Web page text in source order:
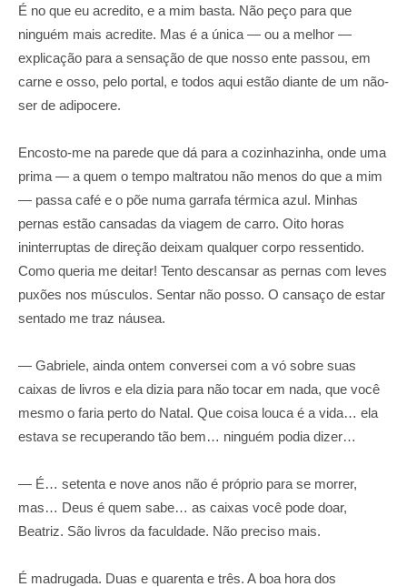
É no que eu acredito, e a mim basta. Não peço para que
ninguém mais acredite. Mas é a única — ou a melhor —
explicação para a sensação de que nosso ente passou, em
carne e osso, pelo portal, e todos aqui estão diante de um não-
ser de adipocere.
Encosto-me na parede que dá para a cozinhazinha, onde uma
prima — a quem o tempo maltratou não menos do que a mim
— passa café e o põe numa garrafa térmica azul. Minhas
pernas estão cansadas da viagem de carro. Oito horas
ininterruptas de direção deixam qualquer corpo ressentido.
Como queria me deitar! Tento descansar as pernas com leves
puxões nos músculos. Sentar não posso. O cansaço de estar
sentado me traz náusea.
— Gabriele, ainda ontem conversei com a vó sobre suas
caixas de livros e ela dizia para não tocar em nada, que você
mesmo o faria perto do Natal. Que coisa louca é a vida… ela
estava se recuperando tão bem… ninguém podia dizer…
— É… setenta e nove anos não é próprio para se morrer,
mas… Deus é quem sabe… as caixas você pode doar,
Beatriz. São livros da faculdade. Não preciso mais.
É madrugada. Duas e quarenta e três. A boa hora dos